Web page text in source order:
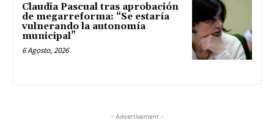
Claudia Pascual tras aprobación
de megarreforma: “Se estaría
vulnerando la autonomía
municipal”
6 Agosto, 2026
- Advertisement -